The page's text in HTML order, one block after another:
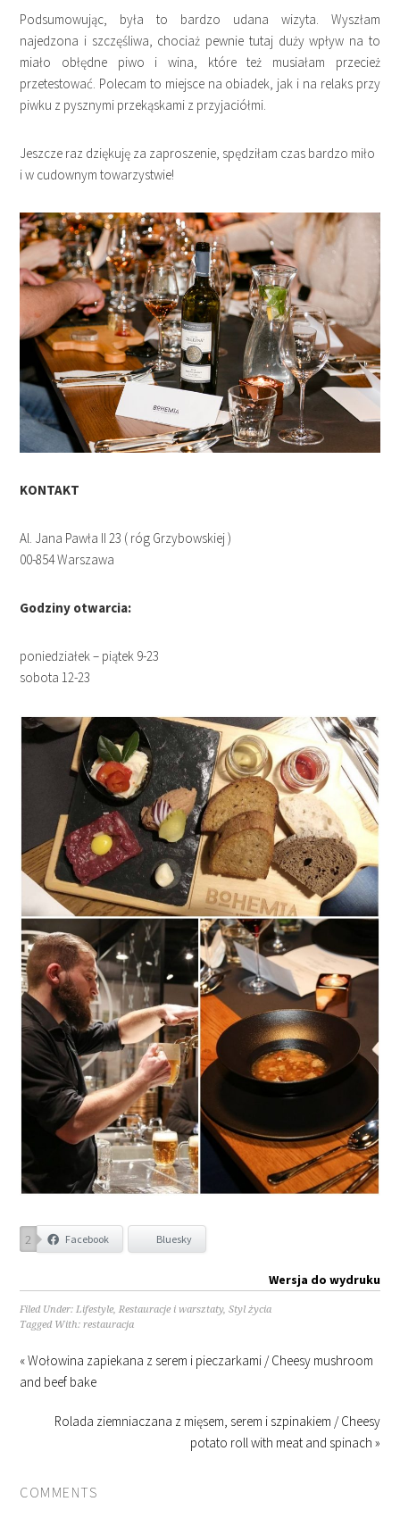
Podsumowując, była to bardzo udana wizyta. Wyszłam
najedzona i szczęśliwa, chociaż pewnie tutaj duży wpływ na to
miało obłędne piwo i wina, które też musiałam przecież
przetestować. Polecam to miejsce na obiadek, jak i na relaks przy
piwku z pysznymi przekąskami z przyjaciółmi.
Jeszcze raz dziękuję za zaproszenie, spędziłam czas bardzo miło
i w cudownym towarzystwie!
KONTAKT
Al. Jana Pawła II 23 ( róg Grzybowskiej )
00-854 Warszawa
Godziny otwarcia:
poniedziałek – piątek 9-23
sobota 12-23
2 Facebook Bluesky
Wersja do wydruku
Filed Under:Lifestyle,Restauracje i warsztaty,Styl życia
Tagged With:restauracja
« Wołowina zapiekana z serem i pieczarkami / Cheesy mushroom
and beef bake
Rolada ziemniaczana z mięsem, serem i szpinakiem / Cheesy
potato roll with meat and spinach »
COMMENTS